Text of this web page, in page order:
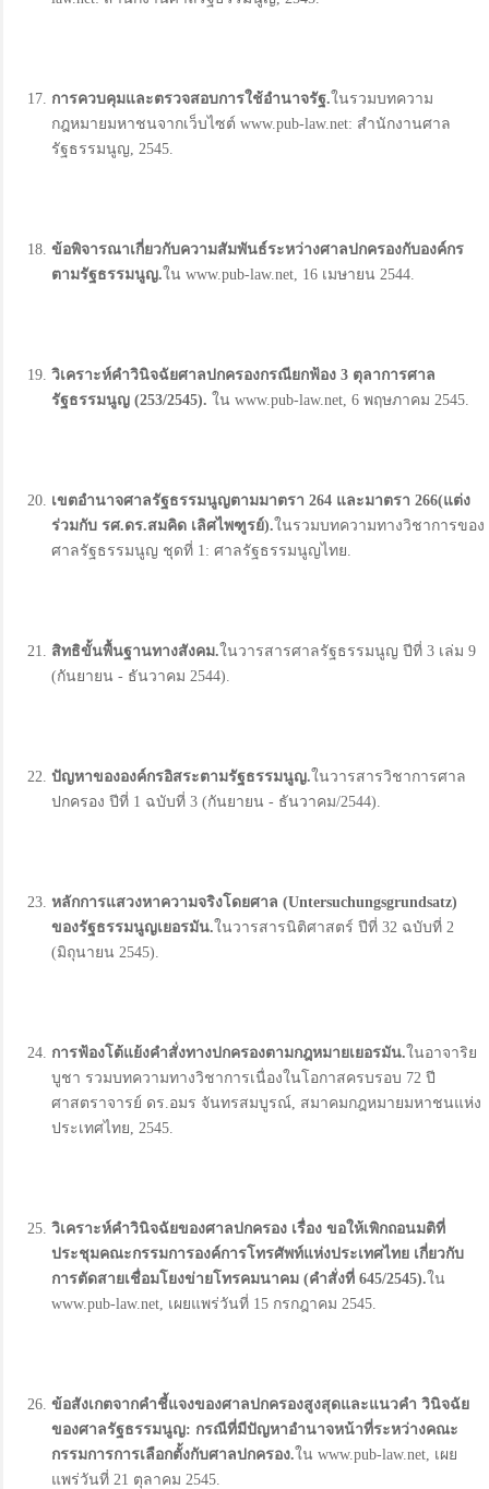
การควบคุมและตรวจสอบการใช้อำนาจรัฐ.ในรวมบทความ
กฎหมายมหาชนจากเว็บไซต์ www.pub-law.net: สำนักงานศาล
รัฐธรรมนูญ, 2545.
ข้อพิจารณาเกี่ยวกับความสัมพันธ์ระหว่างศาลปกครองกับองค์กร
ตามรัฐธรรมนูญ.ใน www.pub-law.net, 16 เมษายน 2544.
วิเคราะห์คำวินิจฉัยศาลปกครองกรณียกฟ้อง 3 ตุลาการศาล
รัฐธรรมนูญ (253/2545). ใน www.pub-law.net, 6 พฤษภาคม 2545.
เขตอำนาจศาลรัฐธรรมนูญตามมาตรา 264 และมาตรา 266(แต่ง
ร่วมกับ รศ.ดร.สมคิด เลิศไพฑูรย์).ในรวมบทความทางวิชาการของ
ศาลรัฐธรรมนูญ ชุดที่ 1: ศาลรัฐธรรมนูญไทย.
สิทธิขั้นพื้นฐานทางสังคม.ในวารสารศาลรัฐธรรมนูญ ปีที่ 3 เล่ม 9
(กันยายน - ธันวาคม 2544).
ปัญหาขององค์กรอิสระตามรัฐธรรมนูญ.ในวารสารวิชาการศาล
ปกครอง ปีที่ 1 ฉบับที่ 3 (กันยายน - ธันวาคม/2544).
หลักการแสวงหาความจริงโดยศาล (Untersuchungsgrundsatz)
ของรัฐธรรมนูญเยอรมัน.ในวารสารนิติศาสตร์ ปีที่ 32 ฉบับที่ 2
(มิถุนายน 2545).
การฟ้องโต้แย้งคำสั่งทางปกครองตามกฎหมายเยอรมัน.ในอาจาริย
บูชา รวมบทความทางวิชาการเนื่องในโอกาสครบรอบ 72 ปี
ศาสตราจารย์ ดร.อมร จันทรสมบูรณ์, สมาคมกฎหมายมหาชนแห่ง
ประเทศไทย, 2545.
วิเคราะห์คำวินิจฉัยของศาลปกครอง เรื่อง ขอให้เพิกถอนมติที่
ประชุมคณะกรรมการองค์การโทรศัพท์แห่งประเทศไทย เกี่ยวกับ
การตัดสายเชื่อมโยงข่ายโทรคมนาคม (คำสั่งที่ 645/2545).ใน
www.pub-law.net, เผยแพร่วันที่ 15 กรกฎาคม 2545.
ข้อสังเกตจากคำชี้แจงของศาลปกครองสูงสุดและแนวคำ วินิจฉัย
ของศาลรัฐธรรมนูญ: กรณีที่มีปัญหาอำนาจหน้าที่ระหว่างคณะ
กรรมการการเลือกตั้งกับศาลปกครอง.ใน www.pub-law.net, เผย
แพร่วันที่ 21 ตุลาคม 2545.